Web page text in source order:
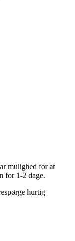
mulighed for at
for 1-2 dage.
hurtig